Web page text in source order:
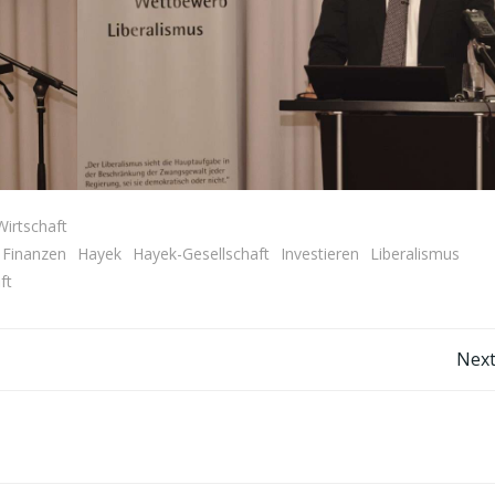
Finanzen Hayek Hayek-Gesellschaft Investieren
Liberalismus